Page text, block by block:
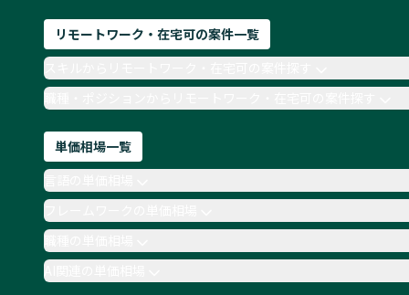
リモートワーク・在宅可の案件一覧
職種・ポジションからリモートワーク・在宅可の案件探す
単価相場一覧
職種の単価相場
AI関連の単価相場